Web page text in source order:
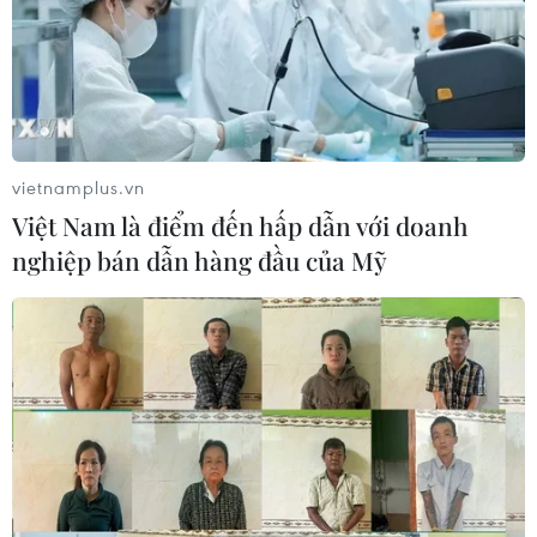
mua thêm 20 tấn vàng trong tháng 7
07/08/2026 15:21
Xem thêm
CƠ QUAN CHỦ QUẢN: THÔNG TẤN XÃ VIỆT NAM
Tổng Biên tập: TRẦN TIẾN DUẨN
Phó Tổng Biên tập: NGUYỄN THỊ TÁM, KHÚC THANH
Sở hữu trí tuệ
Quy định sử dụng
vietnamplus.vn
Việt Nam là điểm đến hấp dẫn với doanh
nghiệp bán dẫn hàng đầu của Mỹ